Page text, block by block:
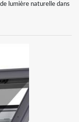
lumière naturelle dans